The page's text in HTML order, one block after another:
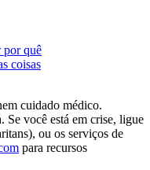
por quê
coisas
cuidado médico.
Se você está em crise, ligue
ou os serviços de
para recursos